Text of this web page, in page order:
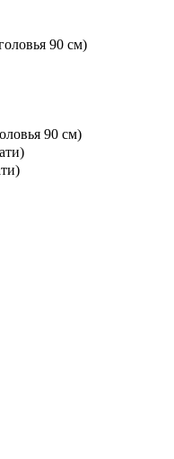
90 см)
90 см)